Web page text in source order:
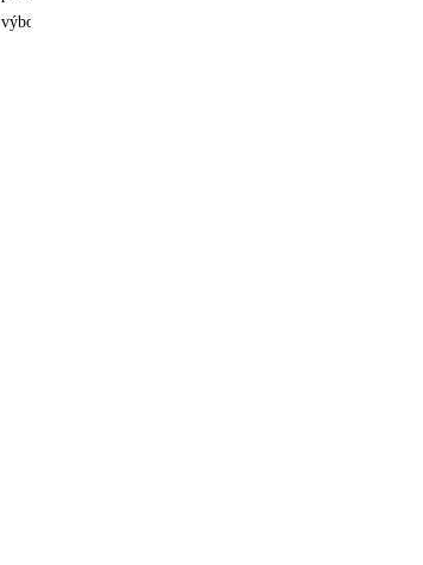
výbornou delegátku. Tuto plavbu můžeme všem jen doporučit !